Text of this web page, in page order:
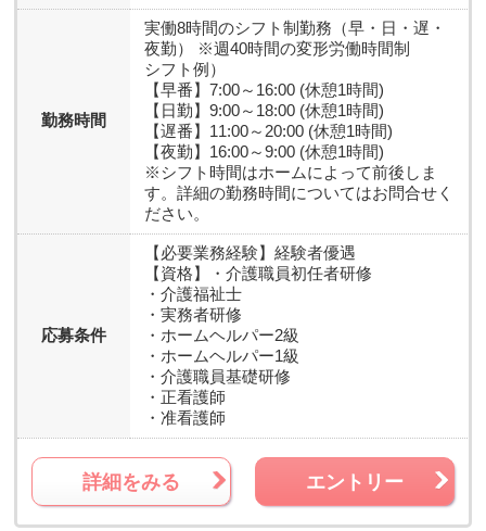
勤務時間
実働8時間のシフト制勤務（早・日・遅・
夜勤） ※週40時間の変形労働時間制
シフト例）
【早番】7:00～16:00 (休憩1時間)
【日勤】9:00～18:00 (休憩1時間)
【遅番】11:00～20:00 (休憩1時間)
【夜勤】16:00～9:00 (休憩1時間)
※シフト時間はホームによって前後しま
す。詳細の勤務時間についてはお問合せく
ださい。
応募条件
【必要業務経験】 経験者優遇
【資格】
・介護職員初任者研修
・介護福祉士
・実務者研修
・ホームヘルパー2級
・ホームヘルパー1級
・介護職員基礎研修
・正看護師
・准看護師
詳細をみる エントリー